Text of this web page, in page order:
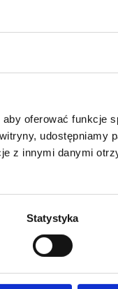
oferować funkcje
udostępniamy
z innymi danymi
Statystyka
i dobrą